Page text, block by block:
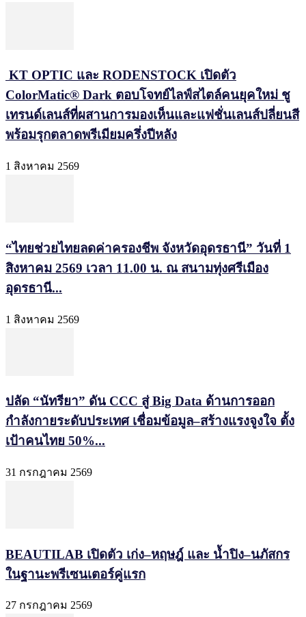
KT OPTIC และ RODENSTOCK เปิดตัว
ColorMatic® Dark ตอบโจทย์ไลฟ์สไตล์คนยุคใหม่ ชู
เทรนด์เลนส์ที่ผสานการมองเห็นและแฟชั่นเลนส์ปลี่ยนสี
พร้อมรุกตลาดพรีเมียมครึ่งปีหลัง
1 สิงหาคม 2569
“ไทยช่วยไทยลดค่าครองชีพ จังหวัดอุดรธานี” วันที่ 1
สิงหาคม 2569 เวลา 11.00 น. ณ สนามทุ่งศรีเมือง
อุดรธานี...
1 สิงหาคม 2569
ปลัด “นัทรียา” ดัน CCC สู่ Big Data ด้านการออก
กำลังกายระดับประเทศ เชื่อมข้อมูล–สร้างแรงจูงใจ ตั้ง
เป้าคนไทย 50%...
31 กรกฎาคม 2569
BEAUTILAB เปิดตัว เก่ง–หฤษฎ์ และ น้ำปิง–นภัสกร
ในฐานะพรีเซนเตอร์คู่แรก
27 กรกฎาคม 2569